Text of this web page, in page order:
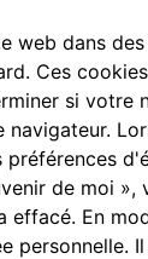
web dans
Ces
si votre
de moi »,
effacé. En
personnelle.